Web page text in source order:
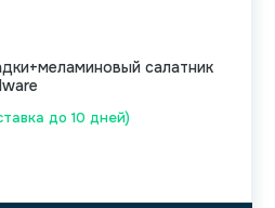
до 10 дней)
салатник